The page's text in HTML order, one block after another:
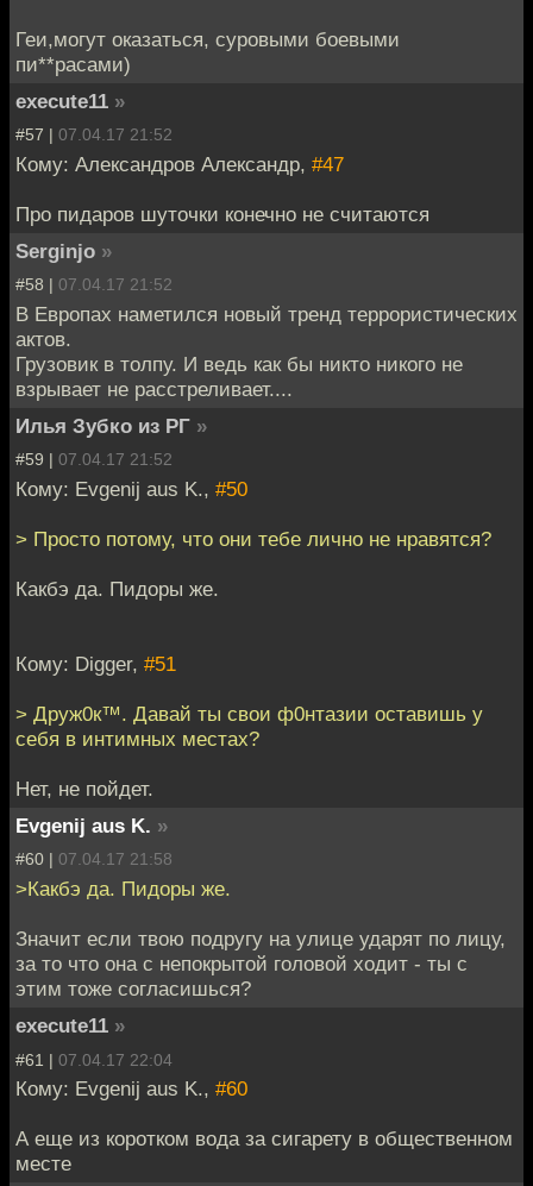
Геи,могут оказаться, суровыми боевыми
пи**расами)
execute11 »
#57 | 07.04.17 21:52
Кому: Александров Александр, #47
Про пидаров шуточки конечно не считаются
Serginjo »
#58 | 07.04.17 21:52
В Европах наметился новый тренд террористических
актов.
Грузовик в толпу. И ведь как бы никто никого не
взрывает не расстреливает....
Илья Зубко из РГ »
#59 | 07.04.17 21:52
Кому: Evgenij aus K., #50
> Просто потому, что они тебе лично не нравятся?
Какбэ да. Пидоры же.
Кому: Digger, #51
> Друж0к™. Давай ты свои ф0нтазии оставишь у
себя в интимных местах?
Нет, не пойдет.
Evgenij aus K. »
#60 | 07.04.17 21:58
>Какбэ да. Пидоры же.
Значит если твою подругу на улице ударят по лицу,
за то что она с непокрытой головой ходит - ты с
этим тоже согласишься?
execute11 »
#61 | 07.04.17 22:04
Кому: Evgenij aus K., #60
А еще из коротком вода за сигарету в общественном
месте